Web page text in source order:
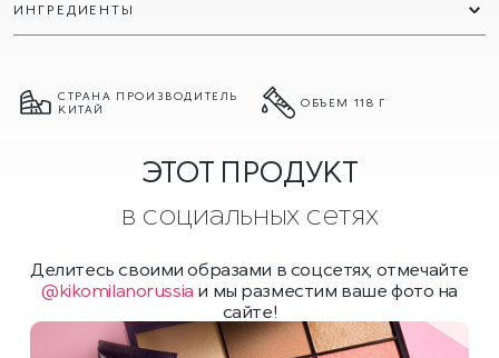
ИНГРЕДИЕНТЫ
СТРАНА ПРОИЗВОДИТЕЛЬ
КИТАЙ
ОБЪЕМ 118 Г
ЭТОТ ПРОДУКТ
в социальных сетях
Делитесь своими образами в соцсетях, отмечайте
@kikomilanorussia и мы разместим ваше фото на
сайте!